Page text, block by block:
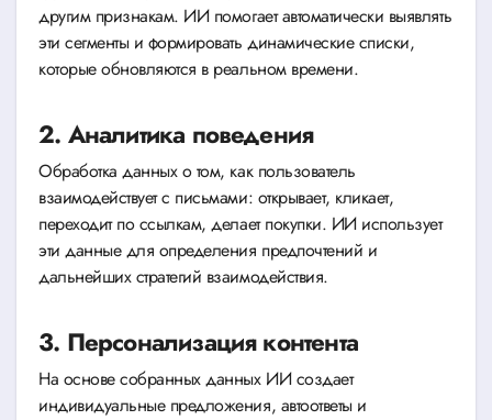
другим признакам. ИИ помогает автоматически выявлять
эти сегменты и формировать динамические списки,
которые обновляются в реальном времени.
2. Аналитика поведения
Обработка данных о том, как пользователь
взаимодействует с письмами: открывает, кликает,
переходит по ссылкам, делает покупки. ИИ использует
эти данные для определения предпочтений и
дальнейших стратегий взаимодействия.
3. Персонализация контента
На основе собранных данных ИИ создает
индивидуальные предложения, автоответы и